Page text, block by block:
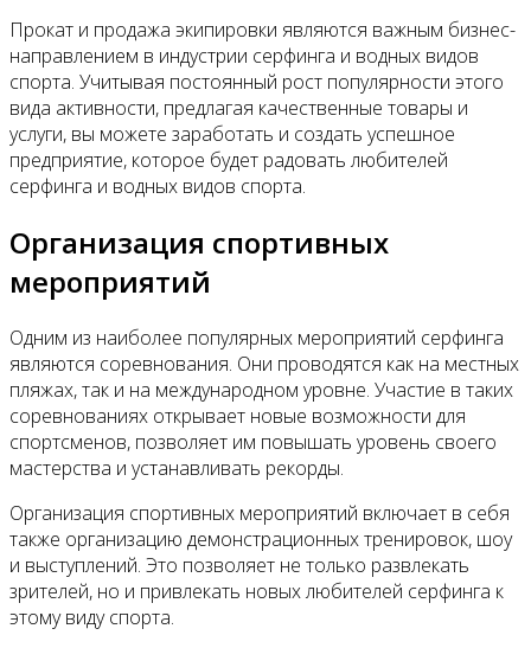
Прокат и продажа экипировки являются важным бизнес-
направлением в индустрии серфинга и водных видов
спорта. Учитывая постоянный рост популярности этого
вида активности, предлагая качественные товары и
услуги, вы можете заработать и создать успешное
предприятие, которое будет радовать любителей
серфинга и водных видов спорта.
Организация спортивных
мероприятий
Одним из наиболее популярных мероприятий серфинга
являются соревнования. Они проводятся как на местных
пляжах, так и на международном уровне. Участие в таких
соревнованиях открывает новые возможности для
спортсменов, позволяет им повышать уровень своего
мастерства и устанавливать рекорды.
Организация спортивных мероприятий включает в себя
также организацию демонстрационных тренировок, шоу
и выступлений. Это позволяет не только развлекать
зрителей, но и привлекать новых любителей серфинга к
этому виду спорта.